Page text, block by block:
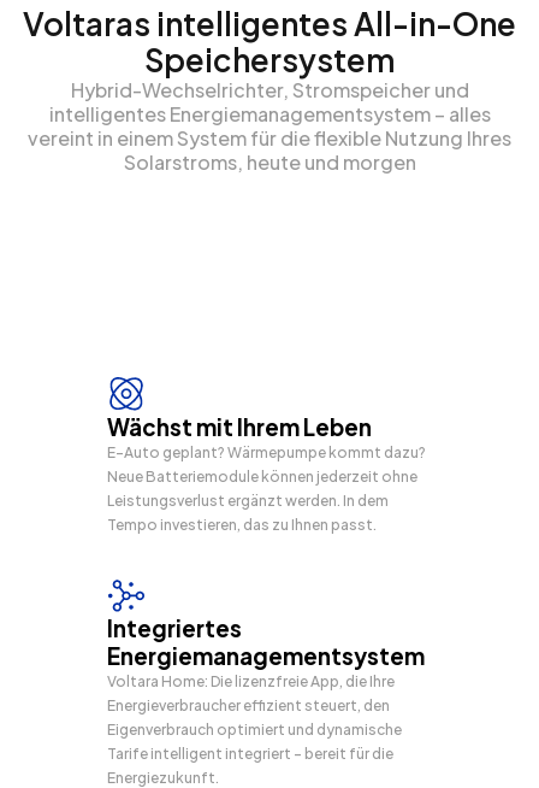
Voltaras intelligentes All-in-One
Speichersystem
Hybrid-Wechselrichter, Stromspeicher und
intelligentes Energiemanagementsystem – alles
vereint in einem System für die flexible Nutzung Ihres
Solarstroms, heute und morgen
Wächst mit Ihrem Leben
E-Auto geplant? Wärmepumpe kommt dazu?
Neue Batteriemodule können jederzeit ohne
Leistungsverlust ergänzt werden. In dem
Tempo investieren, das zu Ihnen passt.
Integriertes
Energiemanagementsystem
Voltara Home: Die lizenzfreie App, die Ihre
Energieverbraucher effizient steuert, den
Eigenverbrauch optimiert und dynamische
Tarife intelligent integriert - bereit für die
Energiezukunft.